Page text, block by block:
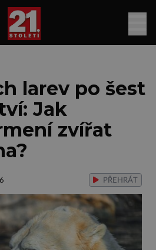
larev po šest
Jak
zvířat
PŘEHRÁT